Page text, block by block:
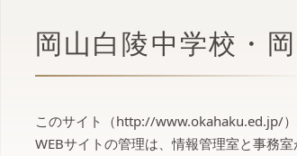
岡山白陵中学校・
このサイト（http://www.okahaku.ed.jp/）
WEBサイトの管理は、情報管理室と事務室